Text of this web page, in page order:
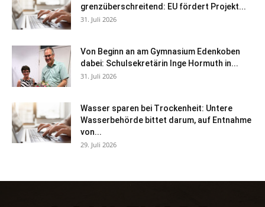
grenzüberschreitend: EU fördert Projekt...
31. Juli 2026
Von Beginn an am Gymnasium Edenkoben
dabei: Schulsekretärin Inge Hormuth in...
31. Juli 2026
Wasser sparen bei Trockenheit: Untere
Wasserbehörde bittet darum, auf Entnahme
von...
29. Juli 2026